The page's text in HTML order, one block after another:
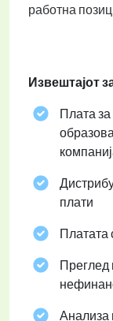
работна
Извештајот
Плата
плати
Платата
Преглед
Анализа